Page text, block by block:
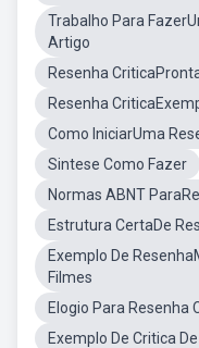
Trabalho Para
Artigo
Resenha
Resenha
Como IniciarUma
Sintese Como Fazer
Normas ABNT
Estrutura CertaDe
Exemplo De
Filmes
Elogio Para Resenha
Exemplo De Critica